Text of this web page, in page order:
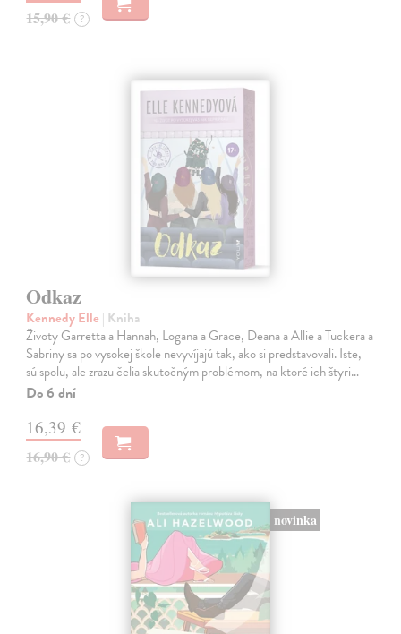
15,90 € ?
Odkaz
Kennedy Elle | Kniha
Životy Garretta a Hannah, Logana a Grace, Deana a Allie a Tuckera a
Sabriny sa po vysokej škole nevyvíjajú tak, ako si predstavovali. Iste,
sú spolu, ale zrazu čelia skutočným problémom, na ktoré ich štyri…
Do 6 dní
16,39 €
16,90 € ?
novinka